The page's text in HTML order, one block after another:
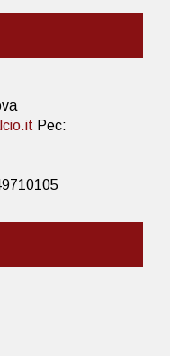
Pec: